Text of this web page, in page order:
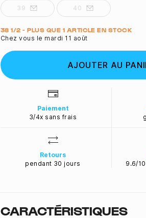
39 40
Quantité
38 1/2 - PLUS QUE 1 ARTICLE EN STOCK
Chez vous le mardi 11 août
AJOUTER AU
Paiement
3/4x sans frais
Retours
pendant 30 jours
9.6/
CARACTÉRISTIQUES